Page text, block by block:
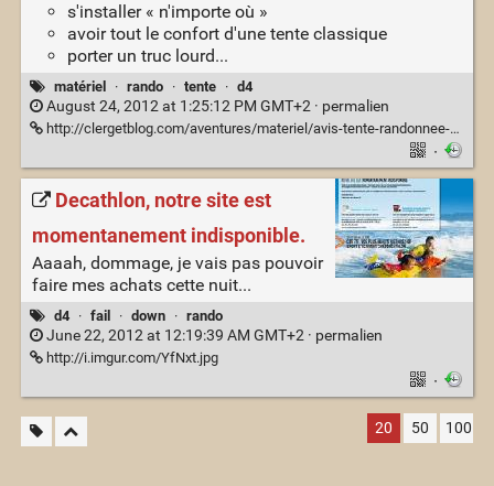
s'installer « n'importe où »
avoir tout le confort d'une tente classique
porter un truc lourd...
matériel · rando · tente · d4
August 24, 2012 at 1:25:12 PM GMT+2 · permalien
http://clergetblog.com/aventures/materiel/avis-tente-randonnee-quickhiker/
·
Decathlon, notre site est
momentanement indisponible.
Aaaah, dommage, je vais pas pouvoir
faire mes achats cette nuit...
d4 · fail · down · rando
June 22, 2012 at 12:19:39 AM GMT+2 · permalien
http://i.imgur.com/YfNxt.jpg
·
20 50 100